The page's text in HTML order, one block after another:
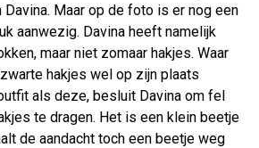
Davina. Maar op de foto is er nog een
aanwezig. Davina heeft namelijk
maar niet zomaar hakjes. Waar
hakjes wel op zijn plaats
als deze, besluit Davina om fel
te dragen. Het is een klein beetje
de aandacht toch een beetje weg